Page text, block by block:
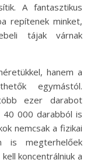
A fantasztikus
repítenek minket,
tájak várnak
hanem a
egymástól.
ezer darabot
40 000 darabból is
nemcsak a fizikai
is megterhelőek
koncentrálniuk a